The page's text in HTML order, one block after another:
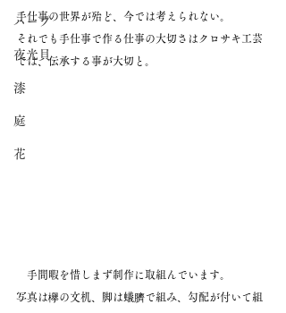
ハープ
夜光貝
漆
庭
花
手仕事の世界が殆ど、今では考えられない。
それでも手仕事で作る仕事の大切さはクロサキ工芸
では、伝承する事が大切と。
手間暇を惜しまず制作に取組んでいます。
写真は欅の文机、脚は蟻臍で組み、勾配が付いて組